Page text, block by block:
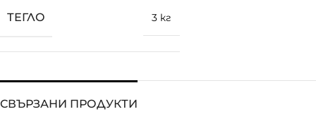
ТЕГЛО
3 кг
СВЪРЗАНИ ПРОДУКТИ